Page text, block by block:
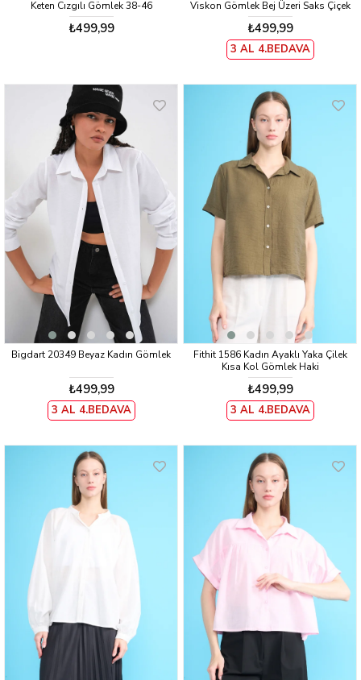
Keten Cızgılı Gömlek 38-46
₺499,99
Viskon Gömlek Bej Üzeri Saks Çiçek
Desen
₺499,99
3 AL 4.BEDAVA
Bigdart 20349 Beyaz Kadın Gömlek
₺499,99
3 AL 4.BEDAVA
Fithit 1586 Kadın Ayaklı Yaka Çilek
Kısa Kol Gömlek Haki
₺499,99
3 AL 4.BEDAVA